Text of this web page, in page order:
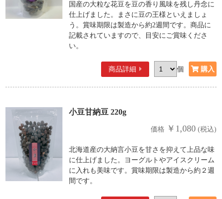
国産の大粒な花豆を豆の香り風味を残し丹念に
仕上げました。まさに豆の王様といえましょ
う。賞味期限は製造から約2週間です。商品に
記載されていますので、目安にご賞味くださ
い。
商品詳細 個
小豆甘納豆 220g
価格 ￥1,080(税込)
北海道産の大納言小豆を甘さを抑えて上品な味
に仕上げました。ヨーグルトやアイスクリーム
に入れも美味です。賞味期限は製造から約２週
間です。